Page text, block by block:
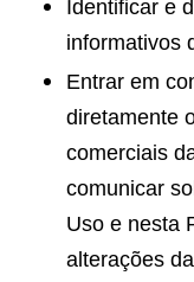
Identificar e
informativos
Entrar em
diretamente
comerciais
comunicar
Uso e nesta
alterações